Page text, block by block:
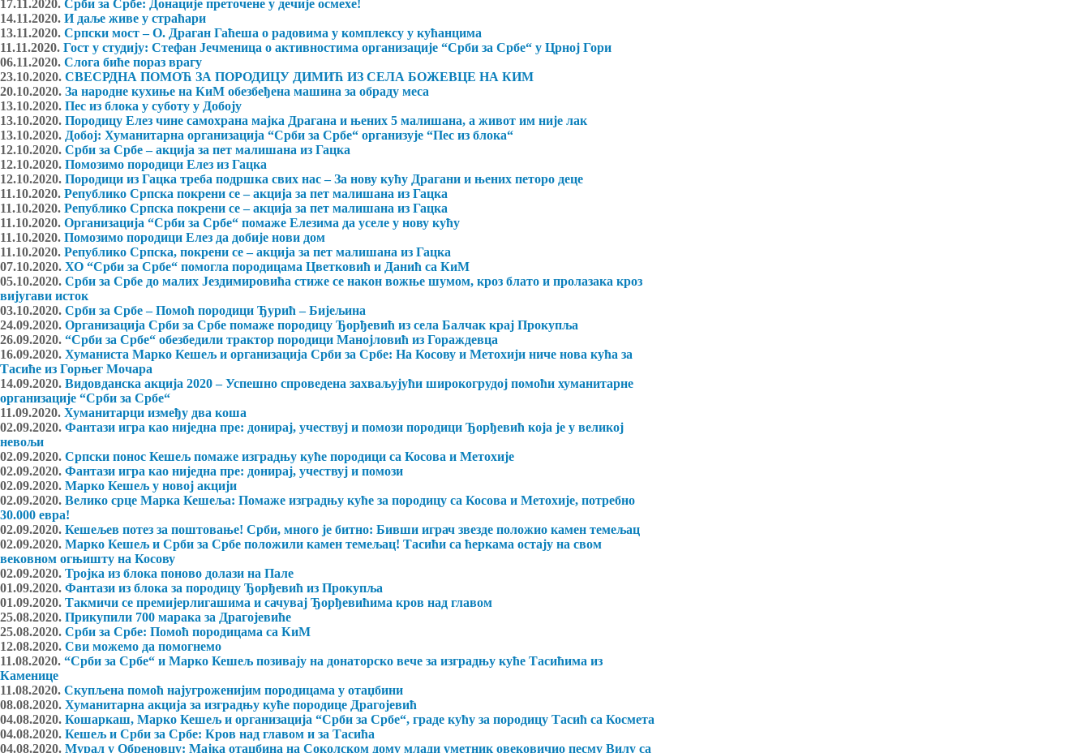
17.11.2020. Срби за Србе: Донације преточене у дечије осмехе!
14.11.2020. И даље живе у страћари
13.11.2020. Српски мост – О. Драган Гаћеша о радовима у комплексу у кућанцима
11.11.2020. Гост у студију: Стефан Јечменица о активностима организације “Срби за Србе“ у Црној Гори
06.11.2020. Слога биће пораз врагу
23.10.2020. СВЕСРДНА ПОМОЋ ЗА ПОРОДИЦУ ДИМИЋ ИЗ СЕЛА БОЖЕВЦЕ НА КИМ
20.10.2020. За народне кухиње на КиМ обезбеђена машина за обраду меса
13.10.2020. Пес из блока у суботу у Добоју
13.10.2020. Породицу Елез чине самохрана мајка Драгана и њених 5 малишана, а живот им није лак
13.10.2020. Добој: Хуманитарна организација “Срби за Србе“ организује “Пес из блока“
12.10.2020. Срби за Србе – акција за пет малишана из Гацка
12.10.2020. Помозимо породици Елез из Гацка
12.10.2020. Породици из Гацка треба подршка свих нас – За нову кућу Драгани и њених петоро деце
11.10.2020. Републико Српска покрени се – акција за пет малишана из Гацка
11.10.2020. Републико Српска покрени се – акција за пет малишана из Гацка
11.10.2020. Организација “Срби за Србе“ помаже Елезима да уселе у нову кућу
11.10.2020. Помозимо породици Елез да добије нови дом
11.10.2020. Републико Српска, покрени се – акција за пет малишана из Гацка
07.10.2020. ХО “Срби за Србе“ помогла породицама Цветковић и Данић са КиМ
05.10.2020. Срби за Србе до малих Јездимировића стиже се након вожње шумом, кроз блато и пролазака кроз
вијугави исток
03.10.2020. Срби за Србе – Помоћ породици Ђурић – Бијељина
24.09.2020. Организација Срби за Србе помаже породицу Ђорђевић из села Балчак крај Прокупља
26.09.2020. “Срби за Србе“ обезбедили трактор породици Манојловић из Гораждевца
16.09.2020. Хуманиста Марко Кешељ и организација Срби за Србе: На Косову и Метохији ниче нова кућа за
Тасиће из Горњег Мочара
14.09.2020. Видовданска акција 2020 – Успешно спроведена захваљујући широкогрудој помоћи хуманитарне
организације “Срби за Србе“
11.09.2020. Хуманитарци између два коша
02.09.2020. Фантази игра као ниједна пре: донирај, учествуј и помози породици Ђорђевић која је у великој
невољи
02.09.2020. Српски понос Кешељ помаже изградњу куће породици са Косова и Метохије
02.09.2020. Фантази игра као ниједна пре: донирај, учествуј и помози
02.09.2020. Марко Кешељ у новој акцији
02.09.2020. Велико срце Марка Кешеља: Помаже изградњу куће за породицу са Косова и Метохије, потребно
30.000 евра!
02.09.2020. Кешељев потез за поштовање! Срби, много је битно: Бивши играч звезде положио камен темељац
02.09.2020. Марко Кешељ и Срби за Србе положили камен темељац! Тасићи са ћеркама остају на свом
вековном огњишту на Косову
02.09.2020. Тројка из блока поново долази на Пале
01.09.2020. Фантази из блока за породицу Ђорђевић из Прокупља
01.09.2020. Такмичи се премијерлигашима и сачувај Ђорђевићима кров над главом
25.08.2020. Прикупили 700 марака за Драгојевиће
25.08.2020. Срби за Србе: Помоћ породицама са КиМ
12.08.2020. Сви можемо да помогнемо
11.08.2020. “Срби за Србе“ и Марко Кешељ позивају на донаторско вече за изградњу куће Тасићима из
Каменице
11.08.2020. Скупљена помоћ најугроженијим породицама у отаџбини
08.08.2020. Хуманитарна акција за изградњу куће породице Драгојевић
04.08.2020. Кошаркаш, Марко Кешељ и организација “Срби за Србе“, граде кућу за породицу Тасић са Космета
04.08.2020. Кешељ и Срби за Србе: Кров над главом и за Тасића
04.08.2020. Мурал у Обреновцу: Мајка отаџбина на Соколском дому млади уметник овековичио песму Вилу са